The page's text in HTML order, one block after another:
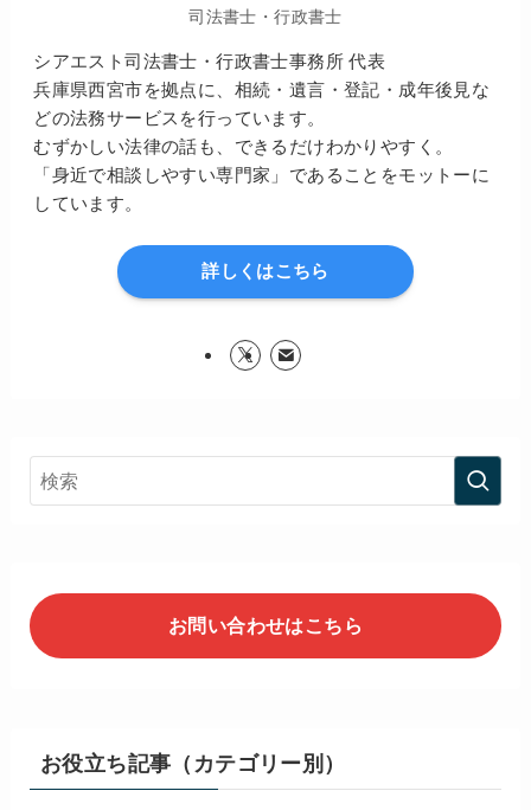
司法書士・行政書士
シアエスト司法書士・行政書士事務所 代表
兵庫県西宮市を拠点に、相続・遺言・登記・成年後見な
どの法務サービスを行っています。
むずかしい法律の話も、できるだけわかりやすく。
「身近で相談しやすい専門家」であることをモットーに
しています。
詳しくはこちら
お問い合わせはこちら
お役立ち記事（カテゴリー別）